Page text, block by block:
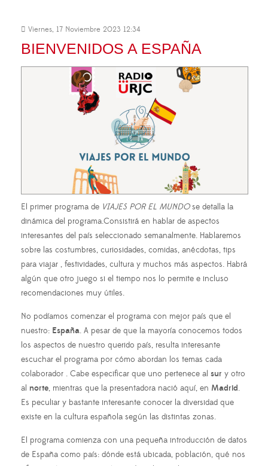
Viernes, 17 Noviembre 2023 12:34
BIENVENIDOS A ESPAÑA
El primer programa de VIAJES POR EL MUNDOse detalla la
dinámica del programa.Consistirá en hablar de aspectos
interesantes del país seleccionado semanalmente. Hablaremos
sobre las costumbres, curiosidades, comidas, anécdotas, tips
para viajar , festividades, cultura y muchos más aspectos. Habrá
algún que otro juego si el tiempo nos lo permite e incluso
recomendaciones muy útiles.
No podíamos comenzar el programa con mejor país que el
nuestro: España. A pesar de que la mayoría conocemos todos
los aspectos de nuestro querido país, resulta interesante
escuchar el programa por cómo abordan los temas cada
colaborador . Cabe especificar que uno pertenece al sur y otro
al norte, mientras que la presentadora nació aquí, en Madrid.
Es peculiar y bastante interesante conocer la diversidad que
existe en la cultura española según las distintas zonas.
El programa comienza con una pequeña introducción de datos
de España como país: dónde está ubicada, población, qué nos